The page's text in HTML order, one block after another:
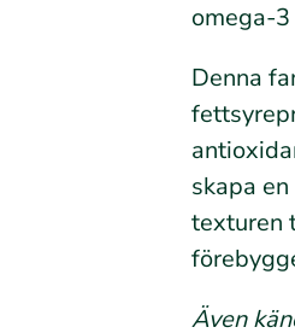
omega-
Denna
skapa
texturen
Även